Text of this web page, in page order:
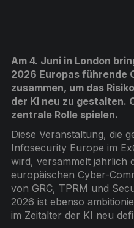
Am 4. Juni in London
2026 Europas führende
zusammen, um das
der KI neu zu gestalten.
zentrale Rolle spielen.
Diese Veranstaltung, die
Infosecurity Europe im
wird, versammelt jährlich
europäischen Cyber-
von GRC, TPRM und
2026 ist ebenso
im Zeitalter der KI neu